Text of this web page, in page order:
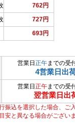
762円
727円
693円
営業日 正午までの受
4営業日出
営業日 正午までの受
翌営業日出
振込を選択した場合、ご
安と異なる場合がございま